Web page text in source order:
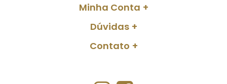
Minha Conta
Dúvidas
Contato